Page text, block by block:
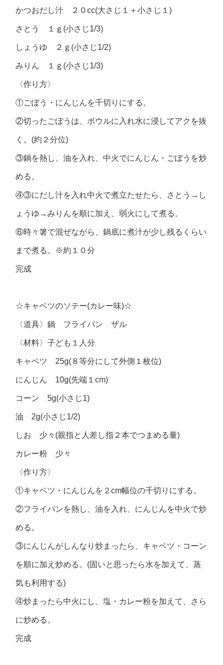
かつおだし汁 ２０cc(大さじ１＋小さじ１)
さとう １ｇ(小さじ1/3)
しょうゆ ２ｇ(小さじ1/2)
みりん １ｇ(小さじ1/3)
〈作り方〉
①ごぼう・にんじんを千切りにする。
②切ったごぼうは、ボウルに入れ水に浸してアクを抜
く。(約２分位)
③鍋を熱し、油を入れ、中火でにんじん・ごぼうを炒
める。
④③にだし汁を入れ中火で煮立たせたら、さとう→し
ょうゆ→みりんを順に加え、弱火にして煮る。
⑥時々箸で混ぜながら、鍋底に煮汁が少し残るくらい
まで煮る。※約１０分
完成
☆キャベツのソテー(カレー味)☆
〈道具〉鍋 フライパン ザル
〈材料〉子ども１人分
キャベツ 25g(８等分にして外側１枚位)
にんじん 10g(先端１cm)
コーン 5g(小さじ1)
油 2g(小さじ1/2)
しお 少々(親指と人差し指２本でつまめる量)
カレー粉 少々
〈作り方〉
①キャベツ・にんじんを２cm幅位の千切りにする。
②フライパンを熱し、油を入れ、にんじんを中火で炒
める。
③にんじんがしんなり炒まったら、キャベツ・コーン
を順に加え炒める。(固いと思ったら水を加えて、蒸
気も利用する)
④炒まったら中火にし、塩・カレー粉を加えて、さら
に炒める。
完成